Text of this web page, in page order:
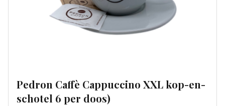
Pedron Caffè Cappuccino XXL kop-en-
schotel 6 per doos)